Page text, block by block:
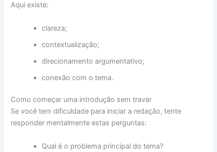
Aqui existe:
clareza;
contextualização;
direcionamento argumentativo;
conexão com o tema.
Como começar uma introdução sem travar
Se você tem dificuldade para iniciar a redação, tente
responder mentalmente estas perguntas:
Qual é o problema principal do tema?